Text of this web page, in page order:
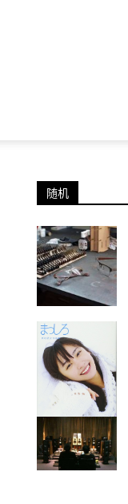
随机